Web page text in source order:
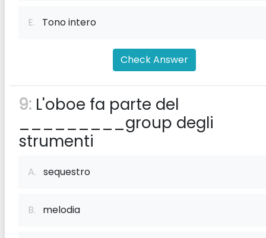
E. Tono intero
Check Answer
9: L'oboe fa parte del
_________group degli
strumenti
A. sequestro
B. melodia